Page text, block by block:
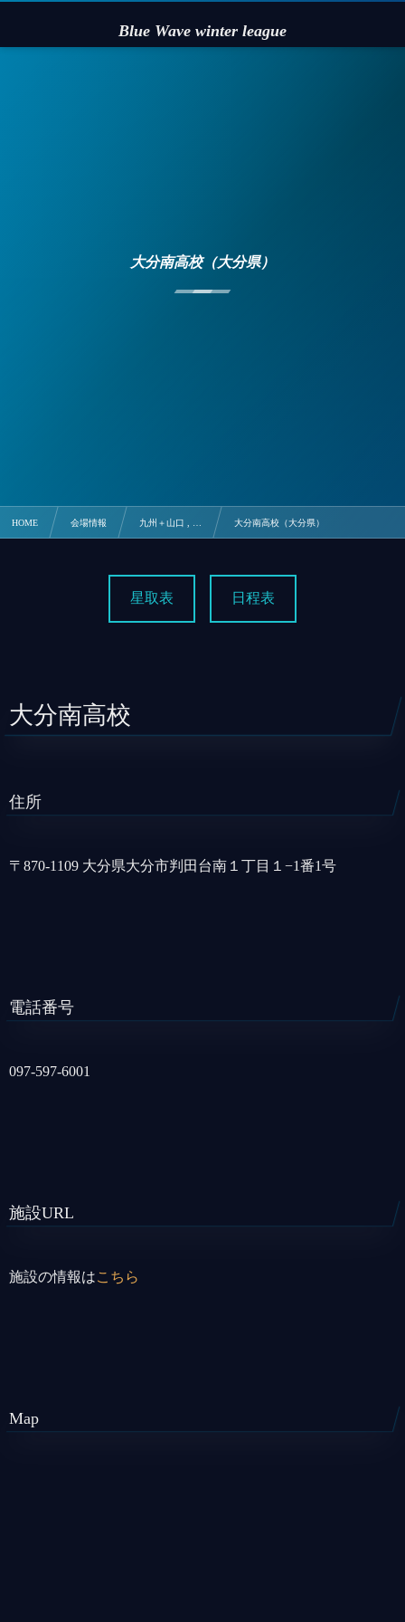
Blue Wave winter league
大分南高校（大分県）
HOME 会場情報 九州＋山口 , … 大分南高校（大分県）
星取表 日程表
大分南高校
住所
〒870-1109 大分県大分市判田台南１丁目１−1番1号
電話番号
097-597-6001
施設URL
施設の情報はこちら
Map